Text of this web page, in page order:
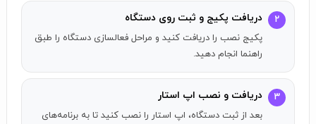
۲ دریافت پکیج و ثبت روی دستگاه
پکیج نصب را دریافت کنید و مراحل فعالسازی دستگاه را طبق
راهنما انجام دهید.
۳ دریافت و نصب اپ استار
بعد از ثبت دستگاه، اپ استار را نصب کنید تا به برنامه‌های